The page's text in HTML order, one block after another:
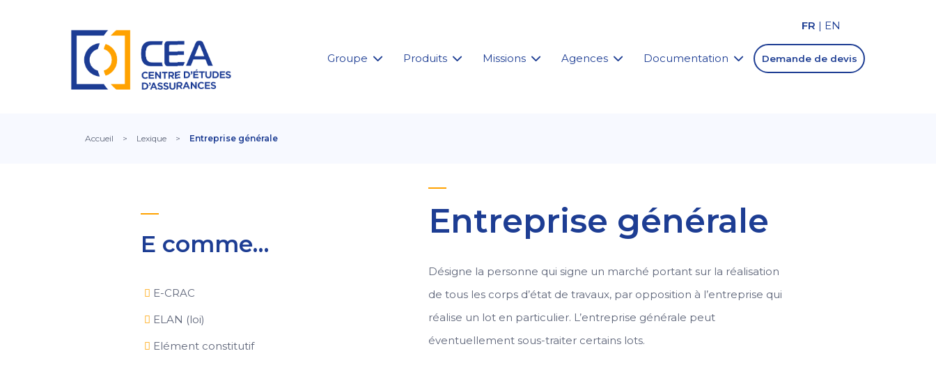
FR | EN
Groupe Produits Missions Agences Documentation Demande de devis
Accueil > Lexique > Entreprise générale
Entreprise générale
Désigne la personne qui signe un marché portant sur la réalisation
de tous les corps d’état de travaux, par opposition à l’entreprise qui
réalise un lot en particulier. L’entreprise générale peut
éventuellement sous-traiter certains lots.
E comme…
E-CRAC
ELAN (loi)
Elément constitutif